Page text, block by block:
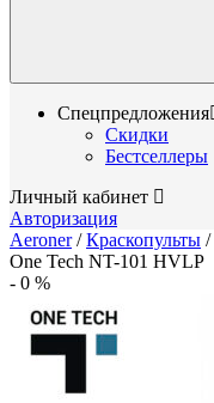
Спецпредложения
Скидки
Бестселлеры
Личный кабинет
Авторизация
Aeroner/Краскопульты /
One Tech NT-101 HVLP
- 0 %